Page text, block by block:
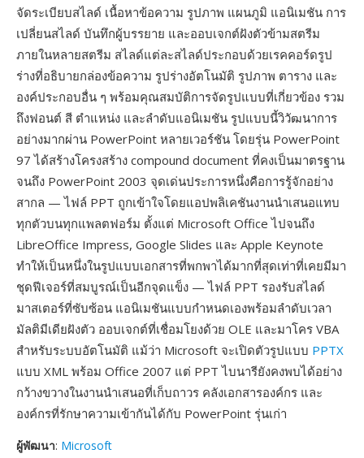
จัดระเบียบสไลด์ เนื้อหาข้อความ รูปภาพ แผนภูมิ แอนิเมชัน การ
เปลี่ยนสไลด์ บันทึกผู้บรรยาย และออบเจกต์ฝังตัวข้ามสตรีม
ภายในหลายสตรีม สไลด์แต่ละสไลด์ประกอบด้วยเรคคอร์ดรูป
ร่างที่อธิบายกล่องข้อความ รูปร่างอัตโนมัติ รูปภาพ ตาราง และ
องค์ประกอบอื่น ๆ พร้อมคุณสมบัติการจัดรูปแบบที่เกี่ยวข้อง รวม
ถึงฟอนต์ สี ตำแหน่ง และลำดับแอนิเมชัน รูปแบบนี้วิวัฒนาการ
อย่างมากผ่าน PowerPoint หลายเวอร์ชัน โดยรุ่น PowerPoint
97 ได้สร้างโครงสร้าง compound document ที่คงเป็นมาตรฐาน
จนถึง PowerPoint 2003 จุดเด่นประการหนึ่งคือการรู้จักอย่าง
สากล — ไฟล์ PPT ถูกเข้าใจโดยแอปพลิเคชันงานนำเสนอแทบ
ทุกตัวบนทุกแพลตฟอร์ม ตั้งแต่ Microsoft Office ไปจนถึง
LibreOffice Impress, Google Slides และ Apple Keynote
ทำให้เป็นหนึ่งในรูปแบบเอกสารที่พกพาได้มากที่สุดเท่าที่เคยมีมา
ชุดฟีเจอร์ที่สมบูรณ์เป็นอีกจุดแข็ง — ไฟล์ PPT รองรับสไลด์
มาสเตอร์ที่ซับซ้อน แอนิเมชันแบบกำหนดเองพร้อมลำดับเวลา
มัลติมีเดียฝังตัว ออบเจกต์ที่เชื่อมโยงด้วย OLE และมาโคร VBA
สำหรับระบบอัตโนมัติ แม้ว่า Microsoft จะเปิดตัวรูปแบบ PPTX
แบบ XML พร้อม Office 2007 แต่ PPT ไบนารียังคงพบได้อย่าง
กว้างขวางในงานนำเสนอที่เก็บถาวร คลังเอกสารองค์กร และ
องค์กรที่รักษาความเข้ากันได้กับ PowerPoint รุ่นเก่า
ผู้พัฒนา: Microsoft